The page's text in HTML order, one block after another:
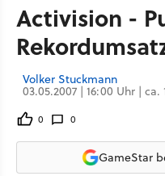
Activision -
Volker Stuckmann
03.05.2007 | 16:00 Uhr |
0 0
GameStar